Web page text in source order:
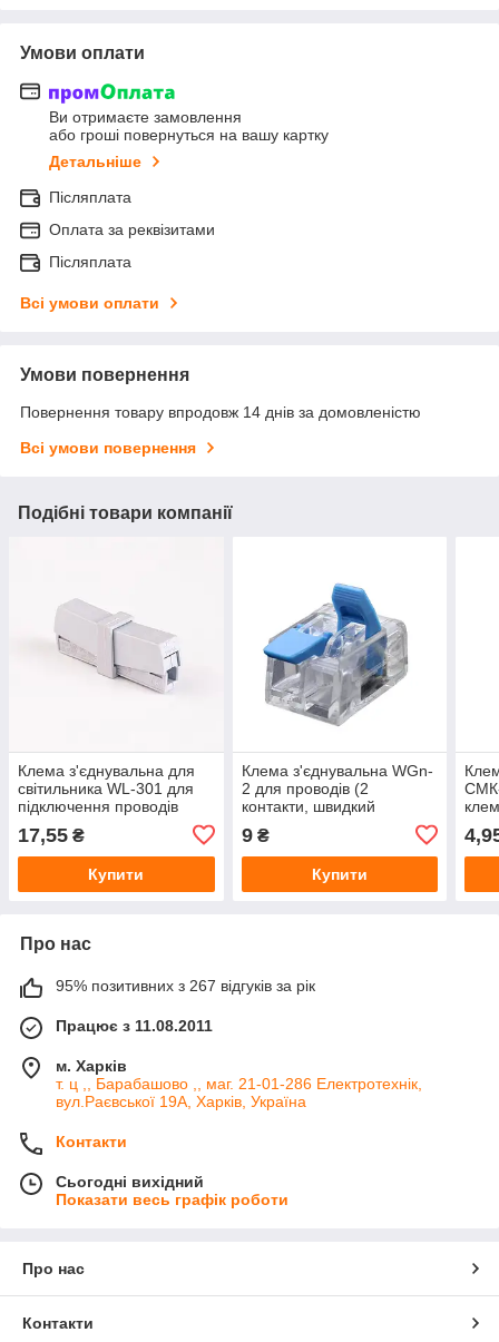
Умови оплати
Ви отримаєте замовлення
або гроші повернуться на вашу картку
Детальніше
Післяплата
Оплата за реквізитами
Післяплата
Всі умови оплати
Умови повернення
Повернення товару впродовж 14 днів за домовленістю
Всі умови повернення
Подібні товари компанії
Клема з'єднувальна для
світильника WL-301 для
підключення проводів
17,55 ₴
Купити
Клема з'єднувальна WGn-
2 для проводів (2
контакти, швидкий
9₴
Купити
Про нас
95% позитивних з 267 відгуків за рік
Працює з 11.08.2011
м. Харків
т. ц ,, Барабашово ,, маг. 21-01-286 Електротехнік,
вул.Раєвської 19А, Харків, Україна
Контакти
Сьогодні вихідний
Показати весь графік роботи
Про нас
Контакти